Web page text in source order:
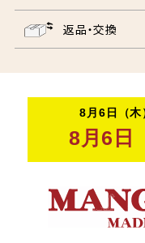
返品・交換